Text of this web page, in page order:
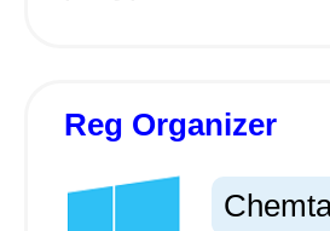
Reg Organizer